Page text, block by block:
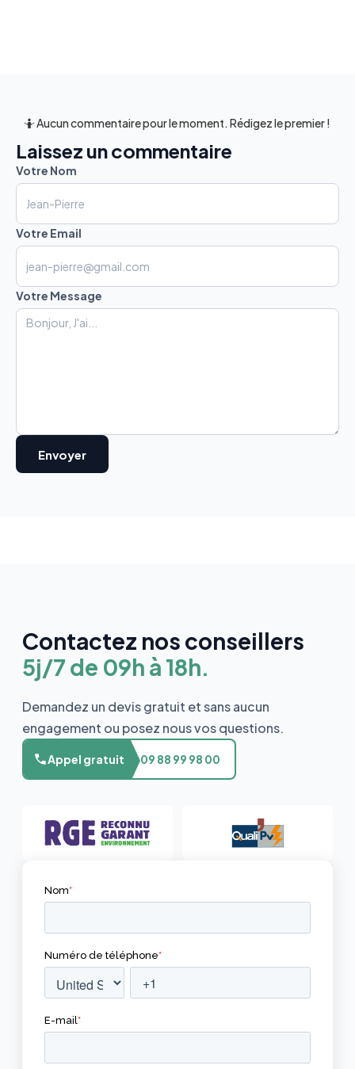
🤷 Aucun commentaire pour le moment. Rédigez le premier !
Laissez un commentaire
Votre Nom
Votre Email
Votre Message
Contactez nos conseillers
5j/7 de 09h à 18h.
Demandez un devis gratuit et sans aucun
engagement ou posez nous vos questions.
Appel gratuit 09 88 99 98 00